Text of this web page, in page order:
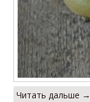
Читать дальше →